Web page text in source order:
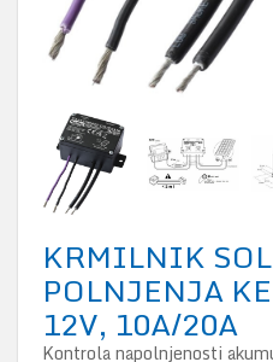
KRMILNIK
POLNJENJA
12V, 10A/20A
Kontrola napolnjenosti